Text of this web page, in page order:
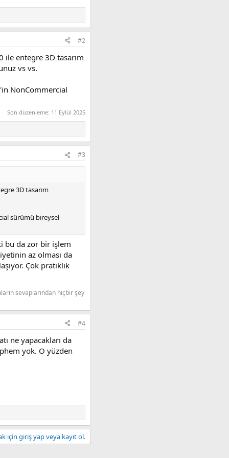
#2
ile entegre 3D tasarım
vs vs.
NonCommercial
Son düzenleme: 11 Eylül 2025
#3
3D tasarım
sürümü bireysel
bu da zor bir işlem
az olması da
Çok pratiklik
sevaplarından hiçbir şey
#4
ne yapacakları da
yok. O yüzden
için giriş yap veya kayıt ol.